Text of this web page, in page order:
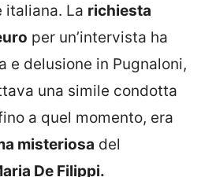
italiana. La richiesta
per un’intervista ha
e delusione in Pugnaloni,
una simile condotta
a quel momento, era
misteriosa del
De Filippi.